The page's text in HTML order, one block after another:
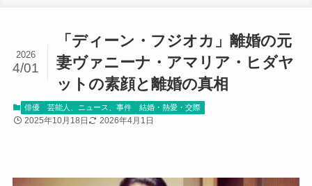
「ディーン・フジオカ」離婚の元
妻ヴァニーナ・アマリア・ヒダヤ
ットの素顔と離婚の真相
2026
4/01
俳優 芸能人、ニュース、事件 結婚・熱愛・交際
2025年10月18日 2026年4月1日